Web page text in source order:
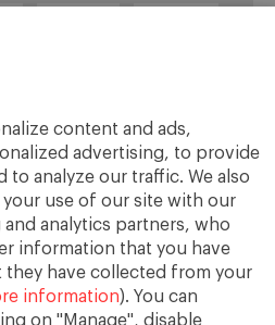
content and ads,
advertising, to provide
to analyze our traffic. We also
use of our site with our
analytics partners, who
information that you have
have collected from your
information). You can
on "Manage", disable
UE Unión Europea
Zona Euro